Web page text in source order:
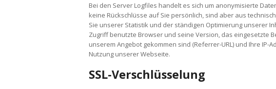
Bei den Server Logfiles handelt es sich um anonymisierte
keine Rückschlüsse auf Sie persönlich, sind aber aus
Sie unserer Statistik und der ständigen Optimierung unserer
Zugriff benutzte Browser und seine Version, das eingesetzte
unserem Angebot gekommen sind (Referrer-URL) und Ihre
Nutzung unserer Webseite.
SSL-Verschlüsselung